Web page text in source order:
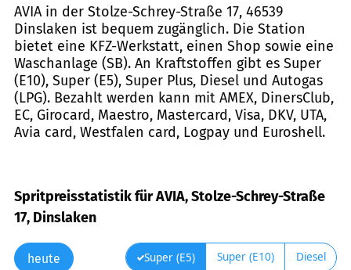
AVIA in der Stolze-Schrey-Straße 17, 46539
Dinslaken ist bequem zugänglich. Die Station
bietet eine KFZ-Werkstatt, einen Shop sowie eine
Waschanlage (SB). An Kraftstoffen gibt es Super
(E10), Super (E5), Super Plus, Diesel und Autogas
(LPG). Bezahlt werden kann mit AMEX, DinersClub,
EC, Girocard, Maestro, Mastercard, Visa, DKV, UTA,
Avia card, Westfalen card, Logpay und Euroshell.
Spritpreisstatistik für AVIA, Stolze-Schrey-Straße
17, Dinslaken
heute Super (E5) Super (E10) Diesel